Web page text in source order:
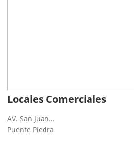
Locales Comerciales
AV. San Juan...
Puente Piedra